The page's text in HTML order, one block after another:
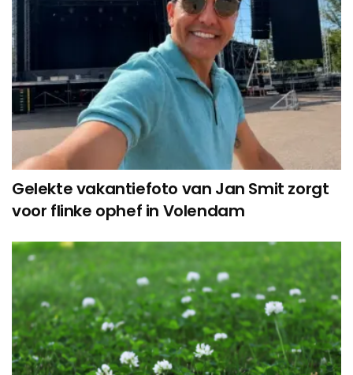
Gelekte vakantiefoto van Jan Smit zorgt
voor flinke ophef in Volendam